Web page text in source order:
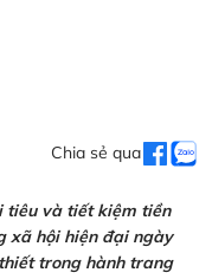
Chia sẻ qua
tiêu và tiết kiệm tiền
xã hội hiện đại ngày
trong hành trang